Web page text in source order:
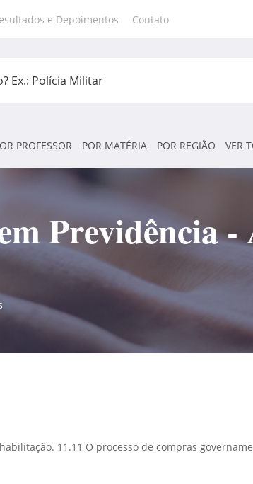
e Depoimentos Contato
PROFESSOR POR MATÉRIA POR REGIÃO VER
Previdência
11.11 O processo de compras